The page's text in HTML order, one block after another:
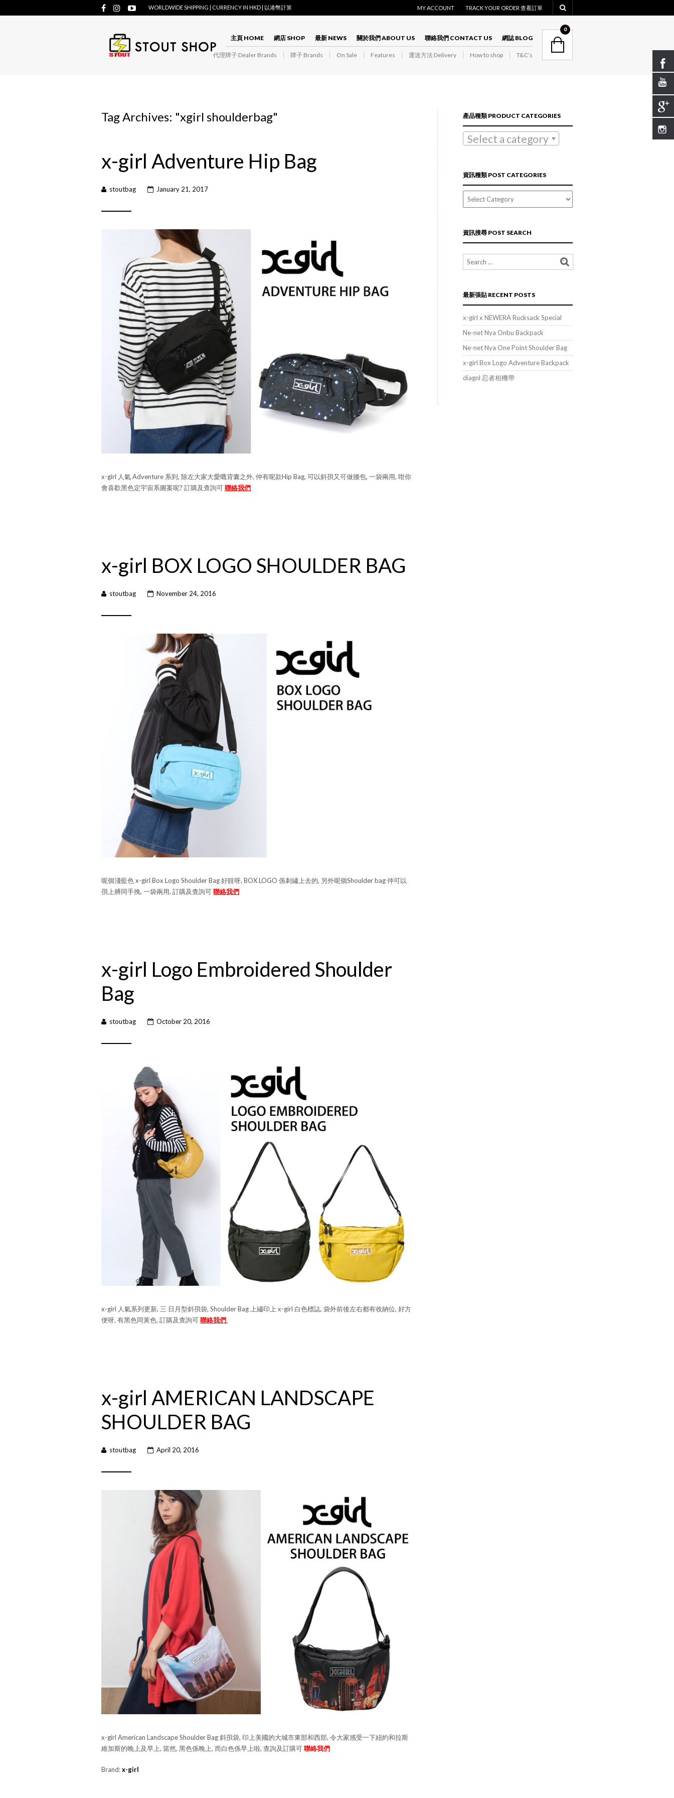
WORLDWIDE SHIPPING | CURRENCY IN HKD | 以港幣計算 MY ACCOUNT TRACK YOUR ORDER 查看訂單
主頁 HOME 網店 SHOP 最新 NEWS 關於我們 ABOUT US 聯絡我們 CONTACT US 網誌 BLOG
代理牌子 Dealer Brands 牌子 Brands On Sale Features 運送方法 Delivery How to shop T&C’s
0
Tag Archives: "xgirl shoulderbag"
x-girl Adventure Hip Bag
stoutbag January 21, 2017
x-girl 人氣 Adventure 系到, 除左大家大愛嘅背囊之外, 仲有呢款Hip Bag, 可以斜孭又可做腰包, 一袋兩用, 咁你
會喜歡黑色定宇宙系圖案呢? 訂購及查詢可聯絡我們
x-girl BOX LOGO SHOULDER BAG
stoutbag November 24, 2016
呢個淺藍色 x-girl Box Logo Shoulder Bag 好靚呀, BOX LOGO 係刺繡上去的, 另外呢個Shoulder bag 仲可以
孭上膊同手挽, 一袋兩用, 訂購及查詢可聯絡我們
x-girl Logo Embroidered Shoulder
Bag
stoutbag October 20, 2016
x-girl 人氣系列更新, 三 日月型斜孭袋, Shoulder Bag 上繡印上 x-girl 白色標誌, 袋外前後左右都有收納位, 好方
便呀, 有黑色同黃色, 訂購及查詢可聯絡我們
x-girl AMERICAN LANDSCAPE
SHOULDER BAG
stoutbag April 20, 2016
x-girl American Landscape Shoulder Bag 斜孭袋, 印上美國的大城市東部和西部, 令大家感受一下紐約和拉斯
維加斯的晚上及早上, 當然, 黑色係晚上, 而白色係早上啦, 查詢及訂購可聯絡我們
Brand:x-girl
產品種類 PRODUCT CATEGORIES
Select a category
資訊種類 POST CATEGORIES
資
訊
POST
CATEGORIES
資訊搜尋 POST SEARCH
最新張貼 RECENT POSTS
x-girl x NEWERA Rucksack Special
Ne-net Nya Onbu Backpack
Ne-net Nya One Point Shoulder Bag
x-girl Box Logo Adventure Backpack
diagnl 忍者相機帶
NAVIGATION